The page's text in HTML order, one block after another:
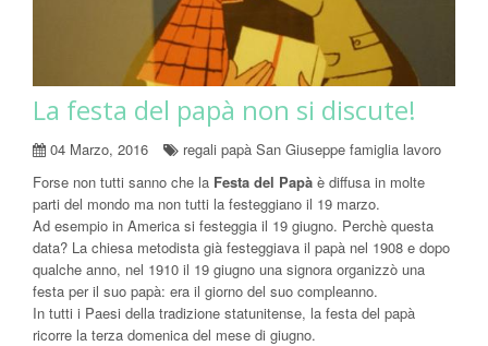
La festa del papà non si discute!
04 Marzo, 2016
regali papà San Giuseppe famiglia lavoro
Forse non tutti sanno che la Festa del Papà è diffusa in molte
parti del mondo ma non tutti la festeggiano il 19 marzo.
Ad esempio in America si festeggia il 19 giugno. Perchè questa
data? La chiesa metodista già festeggiava il papà nel 1908 e dopo
qualche anno, nel 1910 il 19 giugno una signora organizzò una
festa per il suo papà: era il giorno del suo compleanno.
In tutti i Paesi della tradizione statunitense, la festa del papà
ricorre la terza domenica del mese di giugno.